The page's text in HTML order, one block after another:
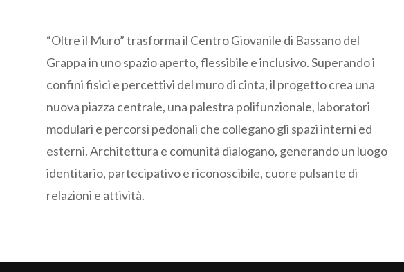
“Oltre il Muro” trasforma il Centro Giovanile di Bassano del
Grappa in uno spazio aperto, flessibile e inclusivo. Superando i
confini fisici e percettivi del muro di cinta, il progetto crea una
nuova piazza centrale, una palestra polifunzionale, laboratori
modulari e percorsi pedonali che collegano gli spazi interni ed
esterni. Architettura e comunità dialogano, generando un luogo
identitario, partecipativo e riconoscibile, cuore pulsante di
relazioni e attività.